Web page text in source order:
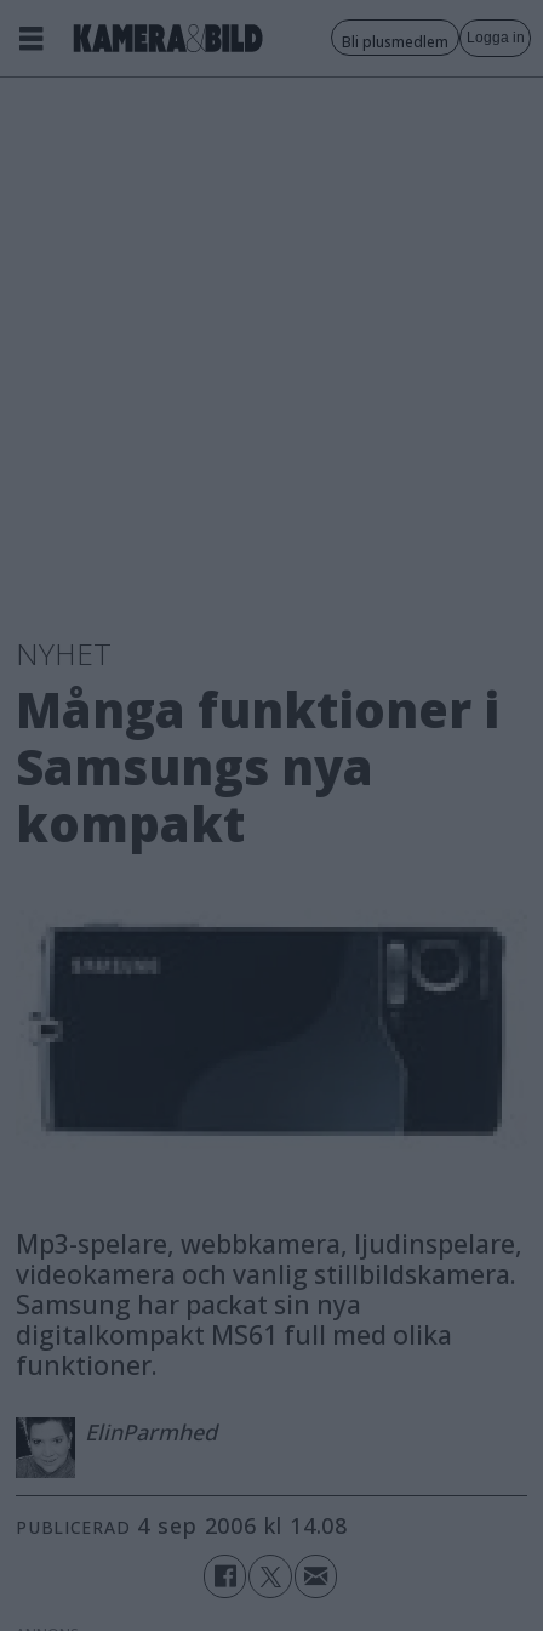
Bli plusmedlem Logga in
NYHET
Många funktioner i
Samsungs nya
kompakt
Mp3-spelare, webbkamera, ljudinspelare,
videokamera och vanlig stillbildskamera.
Samsung har packat sin nya
digitalkompakt MS61 full med olika
funktioner.
ElinParmhed
PUBLICERAD 4 sep 2006 kl 14.08